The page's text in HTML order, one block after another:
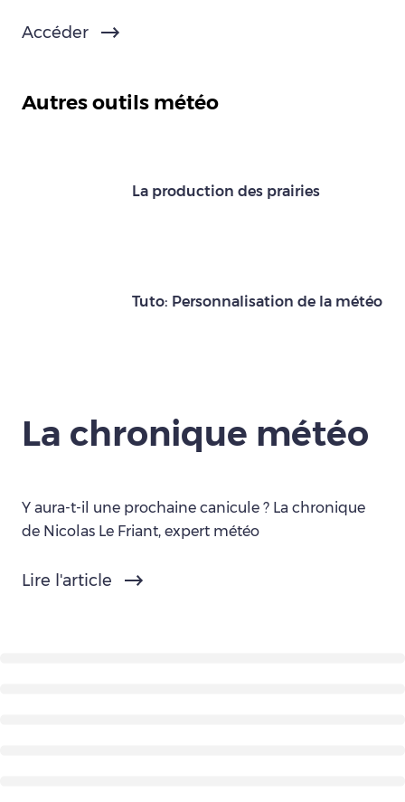
Accéder
Autres outils météo
La production des prairies
Tuto: Personnalisation de la météo
La chronique météo
Y aura-t-il une prochaine canicule ? La chronique
de Nicolas Le Friant, expert météo
Lire l'article